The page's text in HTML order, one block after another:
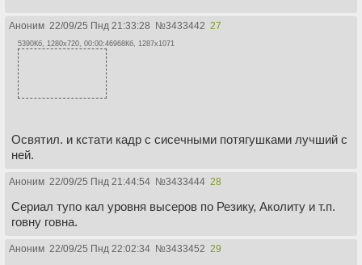
Аноним 22/09/25 Пнд 21:33:28 №3433442 27
5390Кб, 1280x720, 00:00:46968Кб, 1287x1071
Освятил. и кстати кадр с сисечными потягушками лучший с
ней.
Аноним 22/09/25 Пнд 21:44:54 №3433444 28
Сериал тупо кал уровня высеров по Резику, Аколиту и т.п.
говну говна.
Аноним 22/09/25 Пнд 22:02:34 №3433452 29